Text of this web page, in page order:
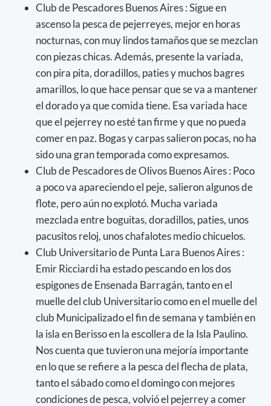
Club de Pescadores Buenos Aires : Sigue en
ascenso la pesca de pejerreyes, mejor en horas
nocturnas, con muy lindos tamaños que se mezclan
con piezas chicas. Además, presente la variada,
con pira pita, doradillos, paties y muchos bagres
amarillos, lo que hace pensar que se va a mantener
el dorado ya que comida tiene. Esa variada hace
que el pejerrey no esté tan firme y que no pueda
comer en paz. Bogas y carpas salieron pocas, no ha
sido una gran temporada como expresamos.
Club de Pescadores de Olivos Buenos Aires : Poco
a poco va apareciendo el peje, salieron algunos de
flote, pero aún no explotó. Mucha variada
mezclada entre boguitas, doradillos, paties, unos
pacusitos reloj, unos chafalotes medio chicuelos.
Club Universitario de Punta Lara Buenos Aires :
Emir Ricciardi ha estado pescando en los dos
espigones de Ensenada Barragán, tanto en el
muelle del club Universitario como en el muelle del
club Municipalizado el fin de semana y también en
la isla en Berisso en la escollera de la Isla Paulino.
Nos cuenta que tuvieron una mejoría importante
en lo que se refiere a la pesca del flecha de plata,
tanto el sábado como el domingo con mejores
condiciones de pesca, volvió el pejerrey a comer